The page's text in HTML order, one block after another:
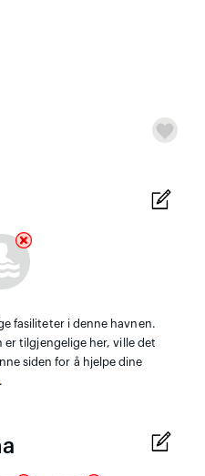
fasiliteter i denne havnen.
er tilgjengelige her, ville det
siden for å hjelpe dine